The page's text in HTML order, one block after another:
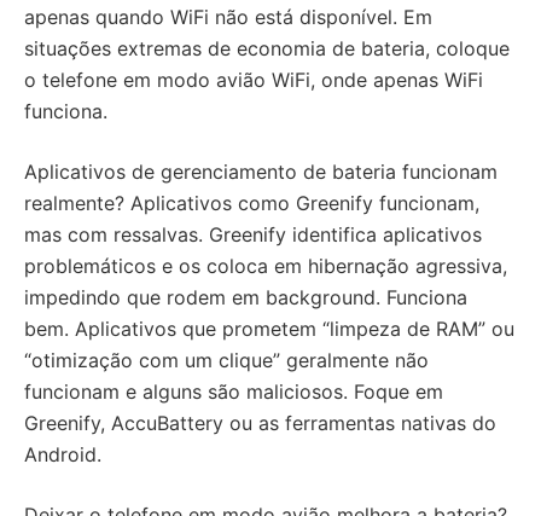
apenas quando WiFi não está disponível. Em
situações extremas de economia de bateria, coloque
o telefone em modo avião WiFi, onde apenas WiFi
funciona.
Aplicativos de gerenciamento de bateria funcionam
realmente? Aplicativos como Greenify funcionam,
mas com ressalvas. Greenify identifica aplicativos
problemáticos e os coloca em hibernação agressiva,
impedindo que rodem em background. Funciona
bem. Aplicativos que prometem “limpeza de RAM” ou
“otimização com um clique” geralmente não
funcionam e alguns são maliciosos. Foque em
Greenify, AccuBattery ou as ferramentas nativas do
Android.